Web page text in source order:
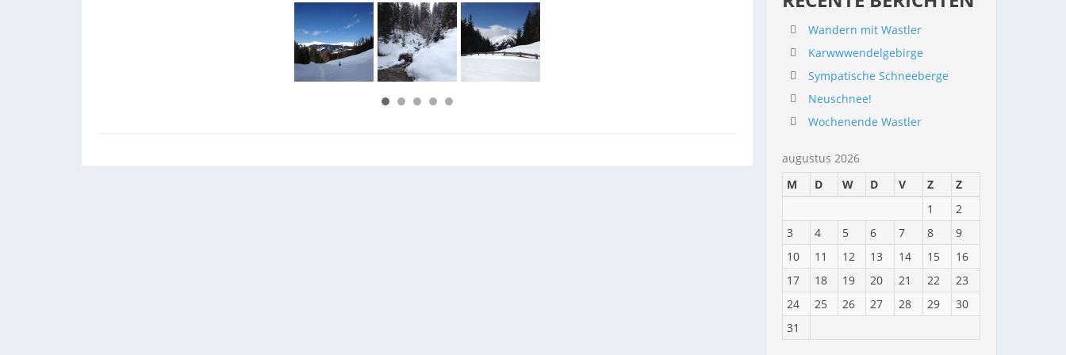
Wandern mit Wastler
Karwwwendelgebirge
Sympatische Schneeberge
Neuschnee!
Wochenende Wastler
augustus 2026
M
D W D V Z
Z
1
2
3
4 5 6 7 8
9
10
11 12 13 14 15
16
17
18 19 20 21 22
23
24
25 26 27 28 29
30
31